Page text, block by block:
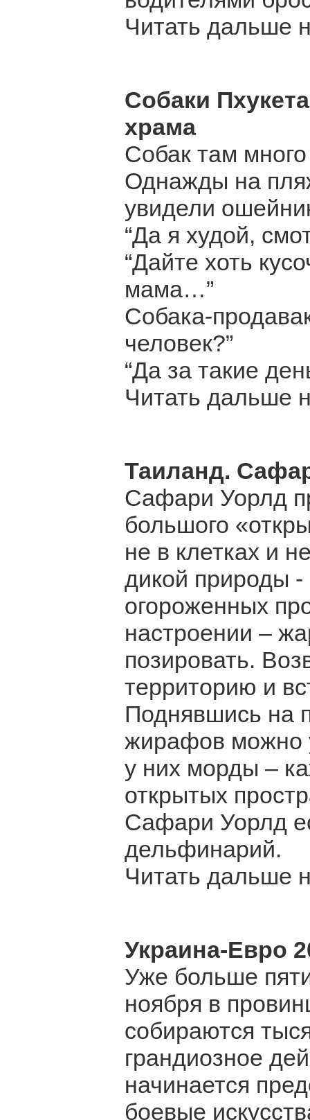
Читать дальше
Собаки
храма
Собак там
Однажды на
увидели
“Да я худой,
“Дайте хоть
мама…”
Собака-
человек?”
“Да за такие
Читать дальше
Таиланд.
Сафари Уорлд
большого
не в клетках и
дикой природы
огороженных
настроении –
позировать.
территорию и
Поднявшись на
жирафов можно
у них морды –
открытых
Сафари Уорлд
дельфинарий.
Читать дальше
Украина-Евро
Уже больше
ноября в
собираются
грандиозное
начинается
боевые